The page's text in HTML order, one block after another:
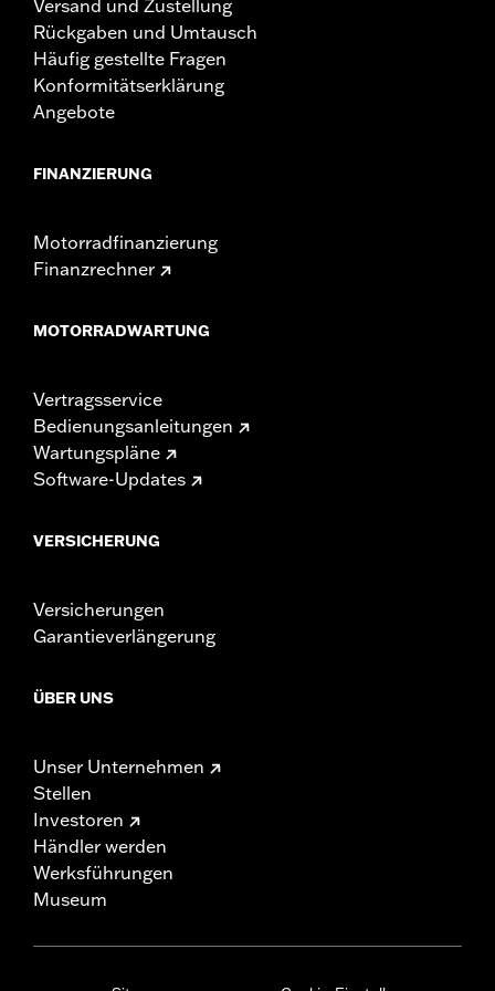
Versand und Zustellung
Rückgaben und Umtausch
Häufig gestellte Fragen
Konformitätserklärung
Angebote
FINANZIERUNG
Motorradfinanzierung
Finanzrechner
MOTORRADWARTUNG
Vertragsservice
Bedienungsanleitungen
Wartungspläne
Software-Updates
VERSICHERUNG
Versicherungen
Garantieverlängerung
ÜBER UNS
Unser Unternehmen
Stellen
Investoren
Händler werden
Werksführungen
Museum